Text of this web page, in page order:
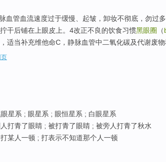
血管血流速度过于缓慢、起皱，卸妆不彻底，勿过
干后铺在上眼皮上。4改正不良的饮食习惯黑眼圈 （
适当补充维他命C，静脉血管中二氧化碳及代谢废物
星系 ; 眼星系 ; 眼恒星系 ; 白眼星系
打青了眼睛 ; 被打青了眼睛 ; 被旁人打青了秋水
打某人一顿 ; 打表示不知道那个人一顿